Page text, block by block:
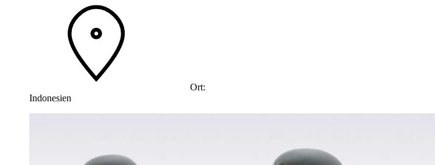
Ort:
Indonesien